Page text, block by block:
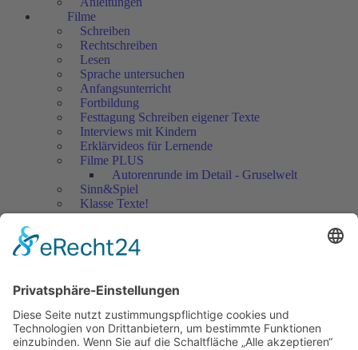
Filme
Schreiben
Rechtschreiben
Lesen
Sprache untersuchen
Anfangsunterricht
Fortbildung
Festtagung Schreiben eigener Texte
Interviews mit Kindern
Erklärvideos für Lernende
Filme PLUS
Autorenrunde im Detail - Gruselwelt
Sinn&Spiel
Klasse Texte!
Filmausschnitte Grundschule
Jedes Kind wertschätzen!
Artikel
Artikel 2018
Artikel 2017
Artikel 2016